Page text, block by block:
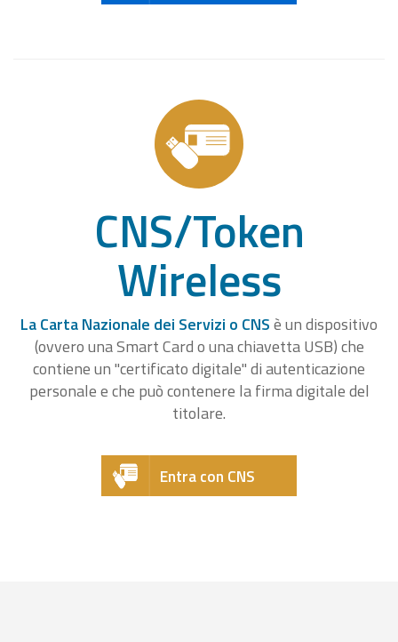
CNS/Token
Wireless
La Carta Nazionale dei Servizi o CNSè un dispositivo
(ovvero una Smart Card o una chiavetta USB) che
contiene un "certificato digitale" di autenticazione
personale e che può contenere la firma digitale del
titolare.
Entra con CNS